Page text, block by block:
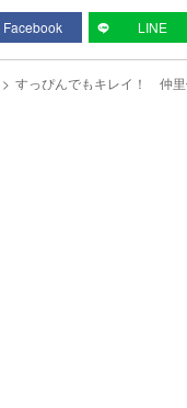
Facebook LINE
すっぴんでもキレイ！ 仲里
画を公開すると妹が「お姉